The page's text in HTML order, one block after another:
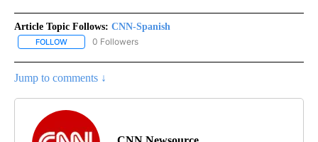
Article Topic Follows: CNN-Spanish
FOLLOW FOLLOW "CNN-SPANISH" TO RECEIVE NOTIFICATIONS ABOUT
0 Followers
Jump to comments ↓